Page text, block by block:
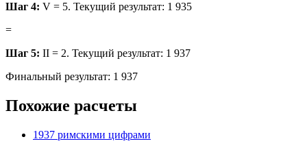
Шаг 4: V = 5. Текущий результат: 1 935
=
Шаг 5: II = 2. Текущий результат: 1 937
Финальный результат: 1 937
Похожие расчеты
1937 римскими цифрами